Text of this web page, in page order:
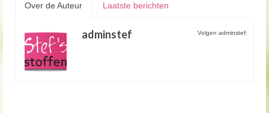
Over de Auteur Laatste berichten
Volgen adminstef:
adminstef